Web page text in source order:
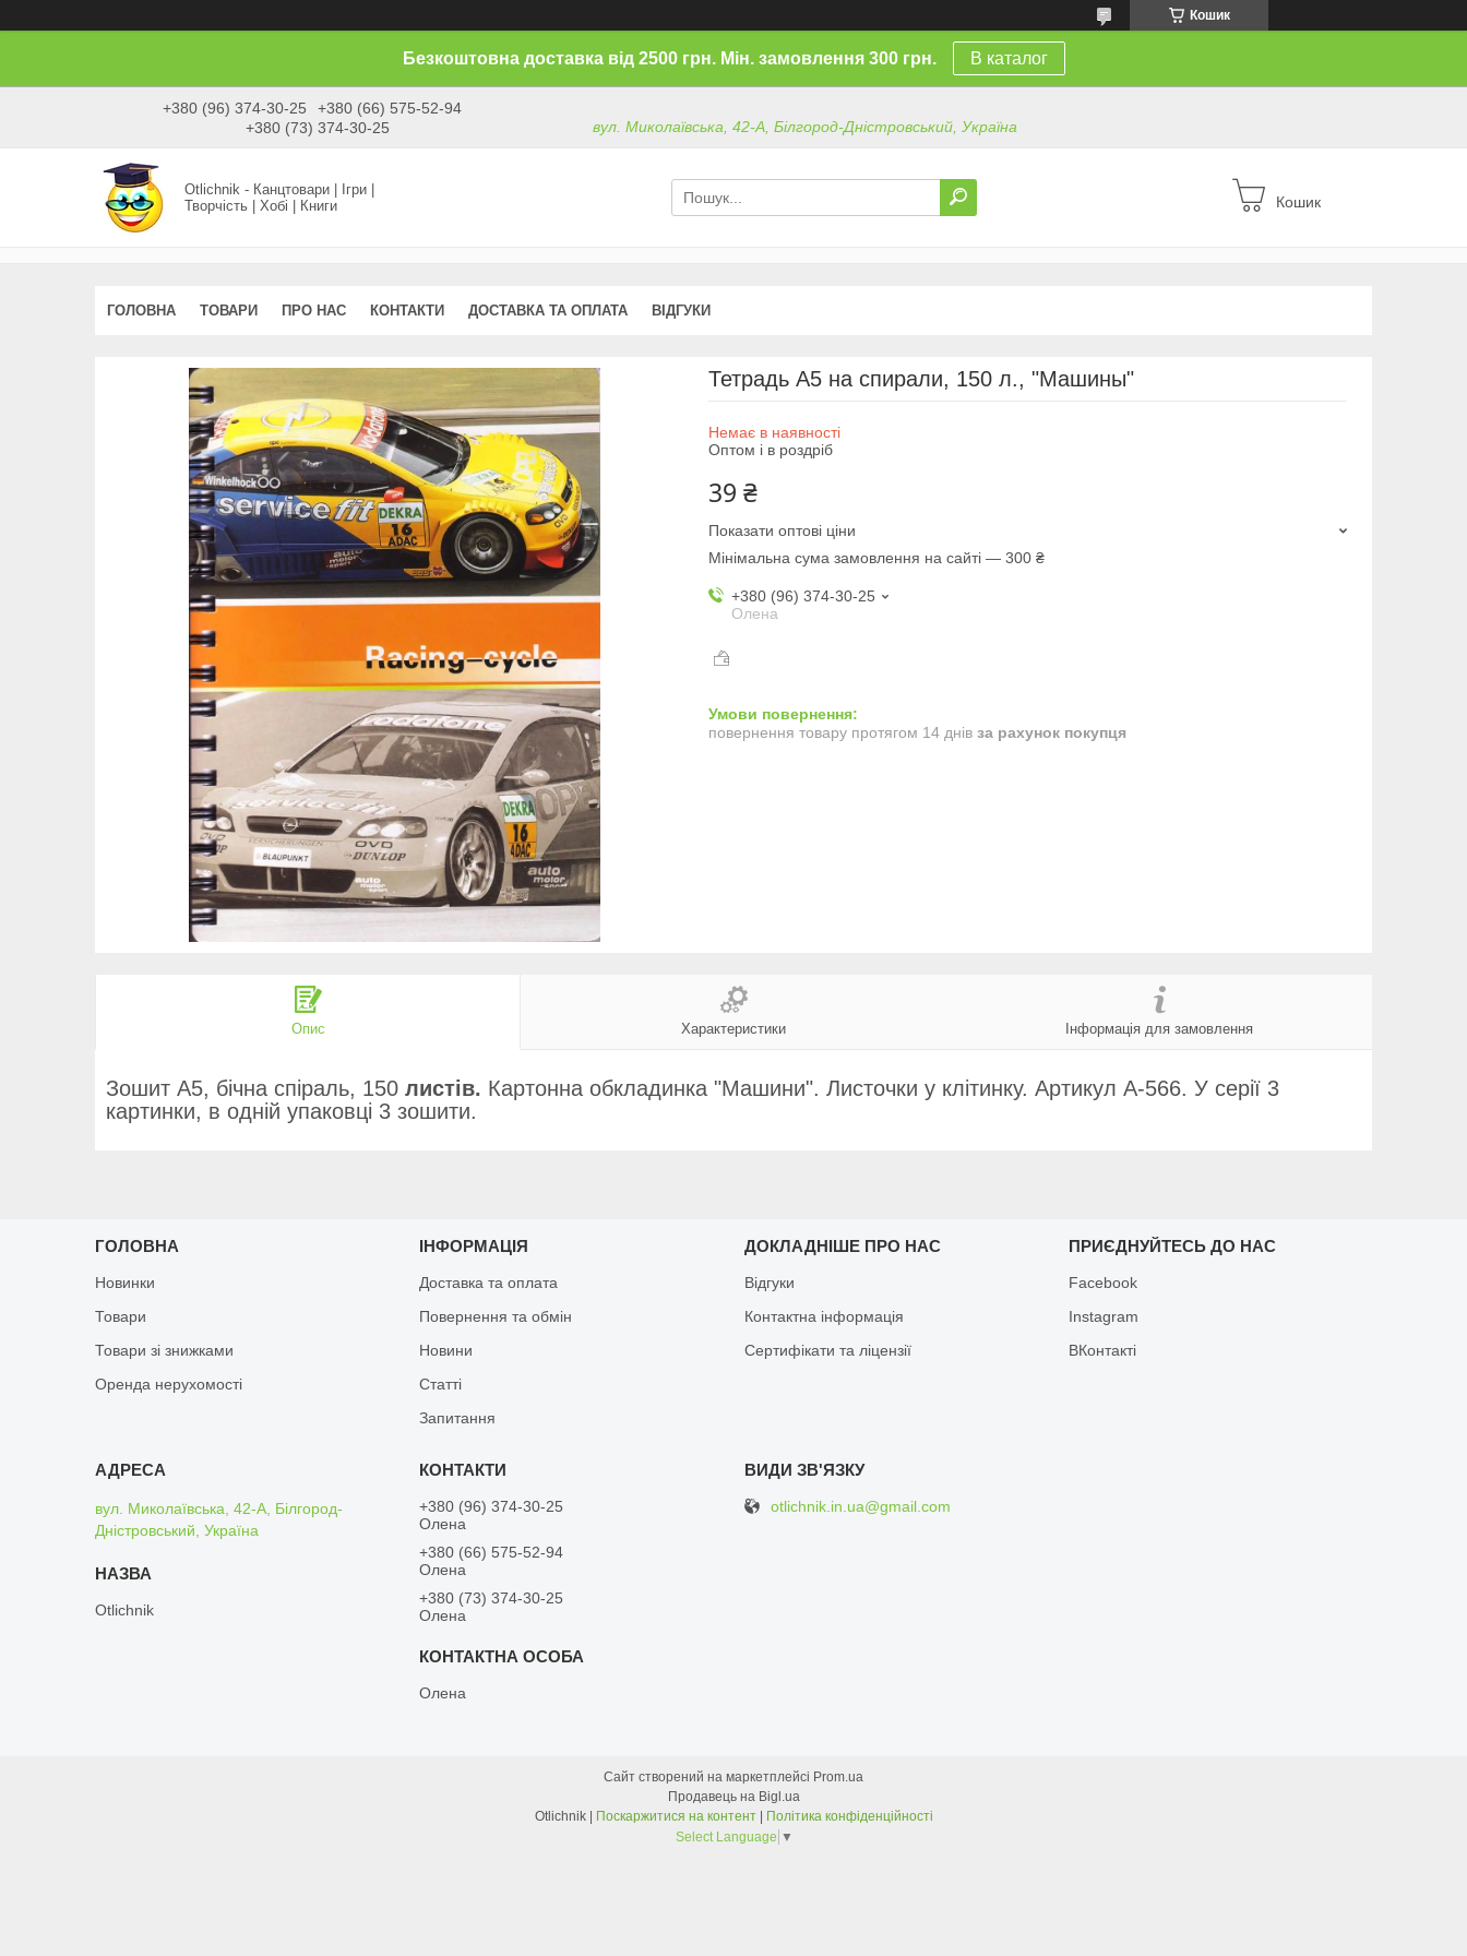
Кошик
Безкоштовна доставка від 2500 грн. Мін. замовлення 300 грн. В каталог
+380 (96) 374-30-25
+380 (66) 575-52-94
+380 (73) 374-30-25
вул. Миколаївська, 42-А, Білгород-Дністровський, Україна
Otlichnik - Канцтовари | Ігри |
Творчість | Хобі | Книги
Кошик
ГОЛОВНА ТОВАРИ ПРО НАС КОНТАКТИ ДОСТАВКА ТА ОПЛАТА ВІДГУКИ
Тетрадь А5 на спирали, 150 л., "Машины"
Немає в наявності
Оптом і в роздріб
39 ₴
Показати оптові ціни
Мінімальна сума замовлення на сайті — 300 ₴
+380 (96) 374-30-25
Олена
повернення товару протягом 14 днів за рахунок покупця
Опис Характеристики Інформація для замовлення
Зошит А5, бічна спіраль, 150 листів. Картонна обкладинка "Машини". Листочки у клітинку. Артикул А-566. У серії 3
картинки, в одній упаковці 3 зошити.
ГОЛОВНА
Новинки
Товари
Товари зі знижками
Оренда нерухомості
ІНФОРМАЦІЯ
Доставка та оплата
Повернення та обмін
Новини
Статті
Запитання
ДОКЛАДНІШЕ ПРО НАС
Відгуки
Контактна інформація
Сертифікати та ліцензії
ПРИЄДНУЙТЕСЬ ДО НАС
Facebook
Instagram
ВКонтакті
вул. Миколаївська, 42-А, Білгород-
Дністровський, Україна
Otlichnik
+380 (96) 374-30-25
Олена
+380 (66) 575-52-94
Олена
+380 (73) 374-30-25
Олена
Олена
otlichnik.in.ua@gmail.com
Сайт створений на маркетплейсі Prom.ua
Продавець на Bigl.ua
Otlichnik | Поскаржитися на контент | Політика конфіденційності
Select Language ▼